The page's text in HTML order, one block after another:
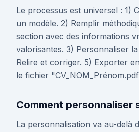
Le processus est universel : 1)
un modèle. 2) Remplir
section avec des informations
valorisantes. 3) Personnaliser
Relire et corriger. 5) Exporter
le fichier
Comment personnaliser
La personnalisation va au-delà